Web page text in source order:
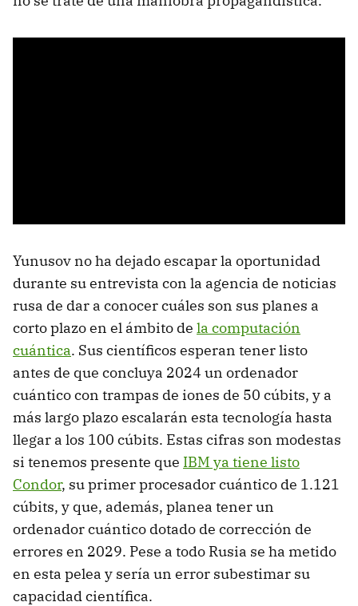
Yunusov no ha dejado escapar la oportunidad
durante su entrevista con la agencia de noticias
rusa de dar a conocer cuáles son sus planes a
corto plazo en el ámbito de la computación
cuántica. Sus científicos esperan tener listo
antes de que concluya 2024 un ordenador
cuántico con trampas de iones de 50 cúbits, y a
más largo plazo escalarán esta tecnología hasta
llegar a los 100 cúbits. Estas cifras son modestas
si tenemos presente que IBM ya tiene listo
Condor, su primer procesador cuántico de 1.121
cúbits, y que, además, planea tener un
ordenador cuántico dotado de corrección de
errores en 2029. Pese a todo Rusia se ha metido
en esta pelea y sería un error subestimar su
capacidad científica.